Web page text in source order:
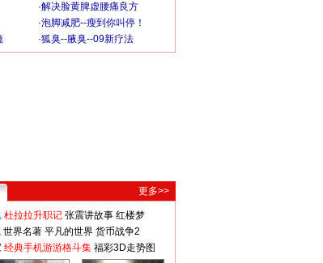
·解决脸黄脾虚腰痛良方
·泡脚减肥--瘦到你叫停！
·狐臭--腋臭--09新疗法
更多>>
杜拉拉升职记 张震讲故事 红楼梦
世界名著 平凡的世界 货币战争2
经典手机游游格斗集 福彩3D走势图